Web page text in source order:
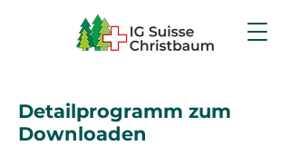
Detailprogramm zum
Downloaden